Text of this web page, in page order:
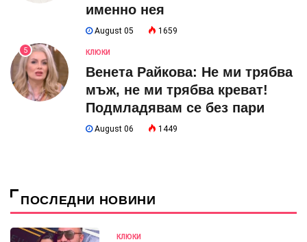
именно нея
August 05 1659
5 КЛЮКИ
Венета Райкова: Не ми трябва
мъж, не ми трябва креват!
Подмладявам се без пари
August 06 1449
ПОСЛЕДНИ НОВИНИ
КЛЮКИ